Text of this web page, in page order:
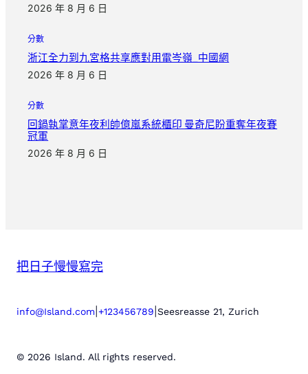
2026 年 8 月 6 日
分數
浙江全力到九宮格共享應對用電岑嶺_中國網
2026 年 8 月 6 日
分數
回鍋執掌意年夜利帥億嵐系統櫃印 曼奇尼盼重奪年夜賽
冠軍
2026 年 8 月 6 日
把日子慢慢寫完
info@Island.com +123456789 Seesreasse 21, Zurich
© 2026 Island. All rights reserved.